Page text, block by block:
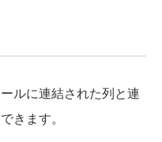
ルに連結された列と連
きます。